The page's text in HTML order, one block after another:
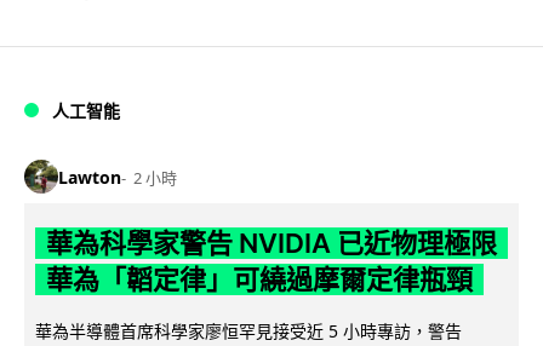
人工智能
Lawton 2 小時
華為科學家警告 NVIDIA 已近物理極限
華為「韜定律」可繞過摩爾定律瓶頸
華為半導體首席科學家廖恒罕見接受近 5 小時專訪，警告